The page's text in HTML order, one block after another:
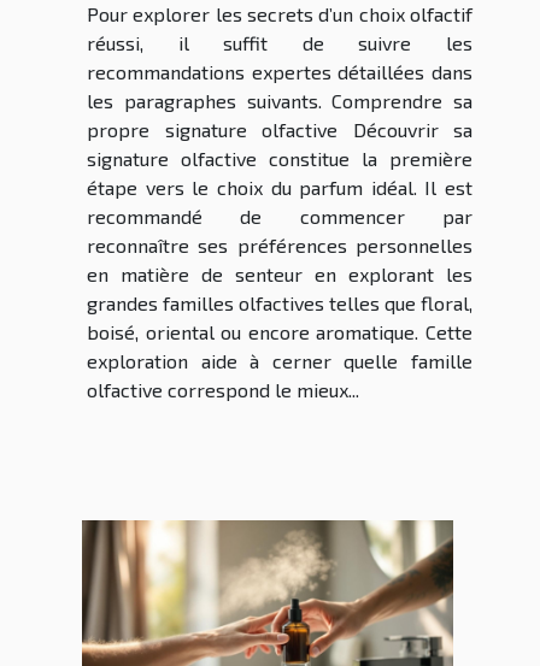
Pour explorer les secrets d’un choix olfactif
réussi, il suffit de suivre les
recommandations expertes détaillées dans
les paragraphes suivants. Comprendre sa
propre signature olfactive Découvrir sa
signature olfactive constitue la première
étape vers le choix du parfum idéal. Il est
recommandé de commencer par
reconnaître ses préférences personnelles
en matière de senteur en explorant les
grandes familles olfactives telles que floral,
boisé, oriental ou encore aromatique. Cette
exploration aide à cerner quelle famille
olfactive correspond le mieux...